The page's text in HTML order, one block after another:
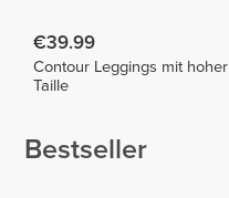
€39.99
Contour Leggings mit hoher
Taille
Bestseller